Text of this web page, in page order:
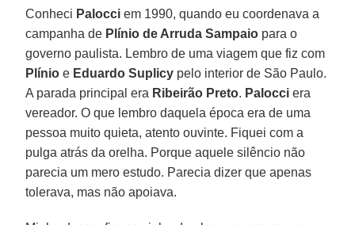
Conheci Palocci em 1990, quando eu coordenava a
campanha de Plínio de Arruda Sampaio para o
governo paulista. Lembro de uma viagem que fiz com
Plínio e Eduardo Suplicy pelo interior de São Paulo.
A parada principal era Ribeirão Preto. Palocci era
vereador. O que lembro daquela época era de uma
pessoa muito quieta, atento ouvinte. Fiquei com a
pulga atrás da orelha. Porque aquele silêncio não
parecia um mero estudo. Parecia dizer que apenas
tolerava, mas não apoiava.